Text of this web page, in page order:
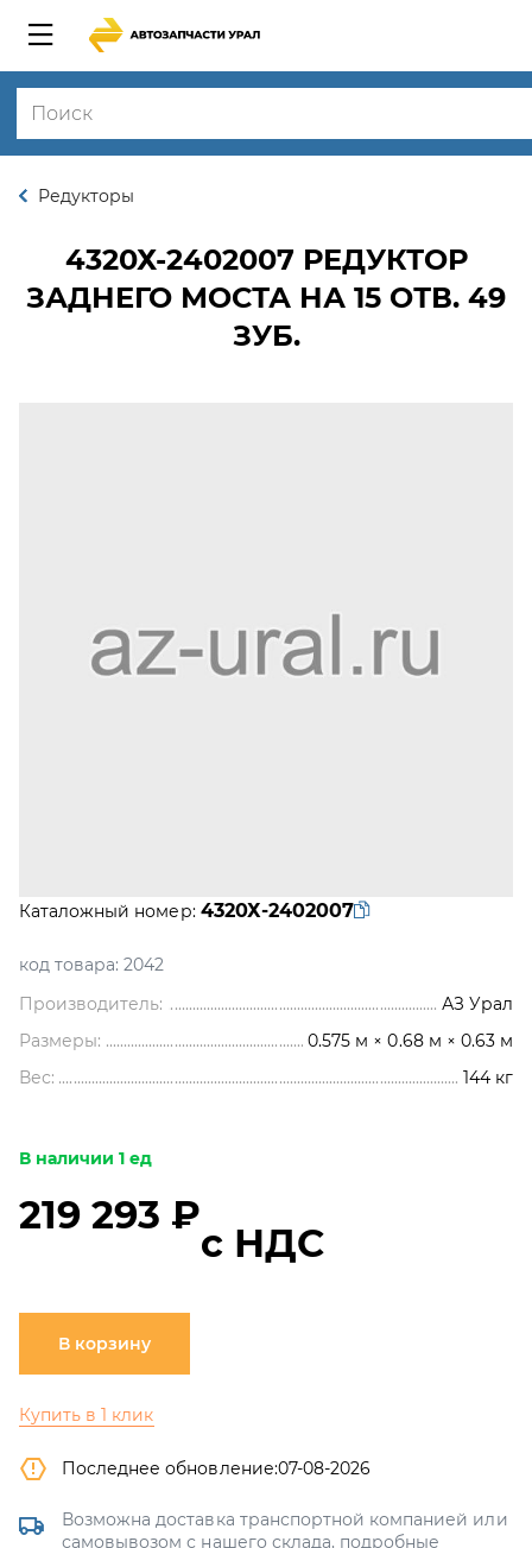
Редукторы
4320Х-2402007РЕДУКТОР
ЗАДНЕГО МОСТА НА 15 ОТВ. 49
ЗУБ.
Каталожный номер: 4320Х-2402007
код товара: 2042
Производитель:
АЗ Урал
Размеры:
0.575 м × 0.68 м × 0.63 м
Вес:
144 кг
В наличии 1 ед
219 293 ₽
с НДС
В корзину
Купить в 1 клик
Последнее обновление:07-08-2026
Возможна доставка транспортной компанией или
самовывозом с нашего склада, подробные